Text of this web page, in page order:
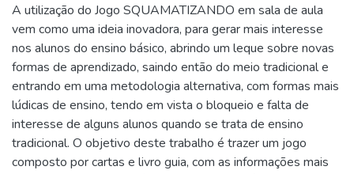
A utilização do Jogo SQUAMATIZANDO em sala de aula
vem como uma ideia inovadora, para gerar mais interesse
nos alunos do ensino básico, abrindo um leque sobre novas
formas de aprendizado, saindo então do meio tradicional e
entrando em uma metodologia alternativa, com formas mais
lúdicas de ensino, tendo em vista o bloqueio e falta de
interesse de alguns alunos quando se trata de ensino
tradicional. O objetivo deste trabalho é trazer um jogo
composto por cartas e livro guia, com as informações mais